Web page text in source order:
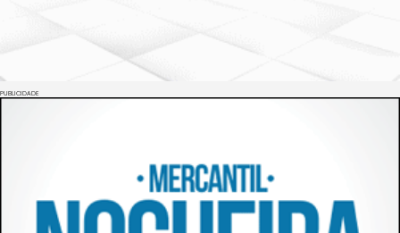
PUBLICIDADE